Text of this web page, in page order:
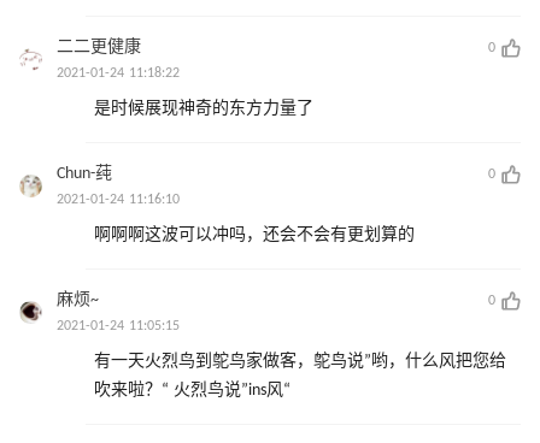
二二更健康
0
2021-01-24 11:18:22
是时候展现神奇的东方力量了
Chun-莼
0
2021-01-24 11:16:10
啊啊啊这波可以冲吗，还会不会有更划算的
麻烦~
0
2021-01-24 11:05:15
有一天火烈鸟到鸵鸟家做客，鸵鸟说”哟，什么风把您给
吹来啦？“ 火烈鸟说”ins风“